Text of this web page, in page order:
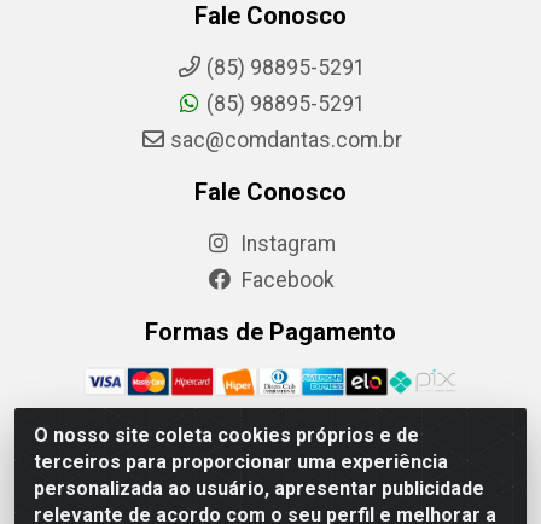
O nosso site coleta cookies próprios e de
terceiros para proporcionar uma experiência
personalizada ao usuário, apresentar publicidade
relevante de acordo com o seu perfil e melhorar a
Fale Conosco
(85) 98895-5291
(85) 98895-5291
sac@comdantas.com.br
Fale Conosco
Instagram
Facebook
Formas de Pagamento
Rafael & Dantas LTDA - Rua Floriano Peixoto, 137- Centro,
CEP: 60025-130 | CNPJ: 02.884.314/0001-20